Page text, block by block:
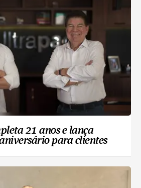
21 anos e lança
para clientes